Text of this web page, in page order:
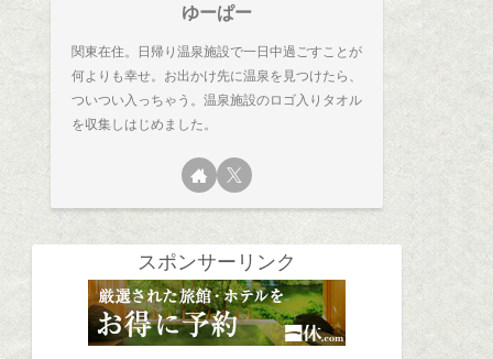
ゆーぱー
関東在住。日帰り温泉施設で一日中過ごすことが
何よりも幸せ。お出かけ先に温泉を見つけたら、
ついつい入っちゃう。温泉施設のロゴ入りタオル
を収集しはじめました。
スポンサーリンク